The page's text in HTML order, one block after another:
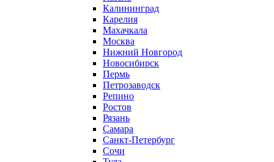
Калининград
Карелия
Махачкала
Москва
Нижний Новгород
Новосибирск
Пермь
Петрозаводск
Репино
Ростов
Рязань
Самара
Санкт-Петербург
Сочи